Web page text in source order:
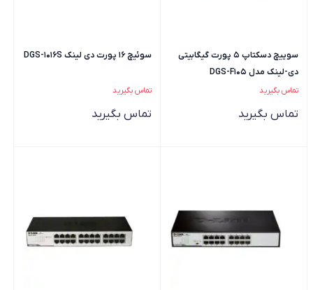
سوییچ دسکتاپ 5 پورت گیگابیتی
دی-لینک مدل DGS-F105
تماس بگیرید
تماس بگیرید
سوئیچ 16 پورت دی لینک DGS-1016S
تماس بگیرید
تماس بگیرید